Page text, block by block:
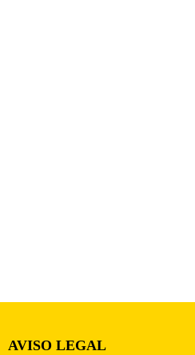
AVISO LEGAL